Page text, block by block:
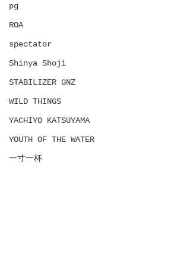
pg
ROA
spectator
Shinya Shoji
STABILIZER GNZ
WILD THINGS
YACHIYO KATSUYAMA
YOUTH OF THE WATER
一寸一杯